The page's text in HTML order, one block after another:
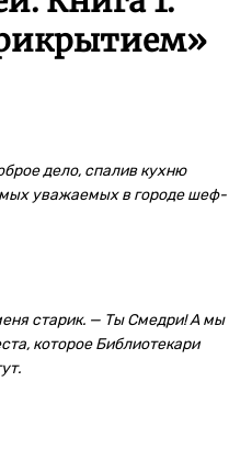
дело, спалив кухню
уважаемых в городе шеф-
старик. — Ты Смедри! А мы
которое Библиотекари